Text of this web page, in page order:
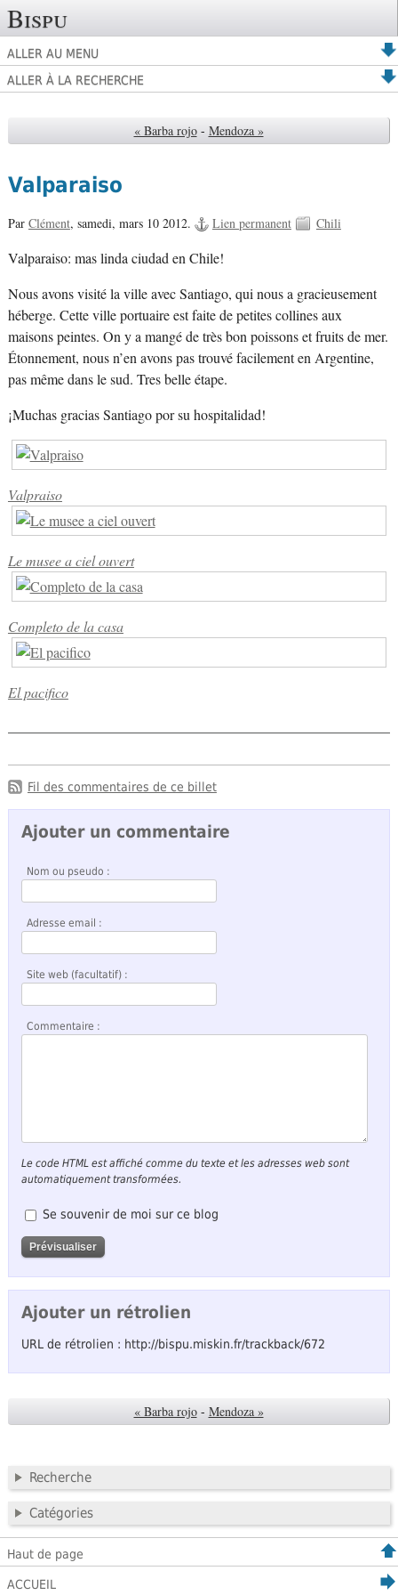
Bispu
ALLER AU MENU
ALLER À LA RECHERCHE
« Barba rojo - Mendoza »
Valparaiso
Par Clément, samedi, mars 10 2012. Lien permanent Chili
Valparaiso: mas linda ciudad en Chile!
Nous avons visité la ville avec Santiago, qui nous a gracieusement
héberge. Cette ville portuaire est faite de petites collines aux
maisons peintes. On y a mangé de très bon poissons et fruits de mer.
Étonnement, nous n’en avons pas trouvé facilement en Argentine,
pas même dans le sud. Tres belle étape.
¡Muchas gracias Santiago por su hospitalidad!
Valpraiso
Le musee a ciel ouvert
Completo de la casa
El pacifico
Fil des commentaires de ce billet
Ajouter un commentaire
Nom ou pseudo :
Adresse email :
Site web (facultatif) :
Commentaire :
Le code HTML est affiché comme du texte et les adresses web sont
automatiquement transformées.
Se souvenir de moi sur ce blog
Ajouter un rétrolien
URL de rétrolien : http://bispu.miskin.fr/trackback/672
« Barba rojo - Mendoza »
Recherche
Catégories
Haut de page
ACCUEIL